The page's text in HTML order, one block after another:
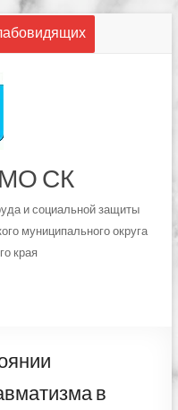
СК
и социальной защиты
муниципального округа
края
в